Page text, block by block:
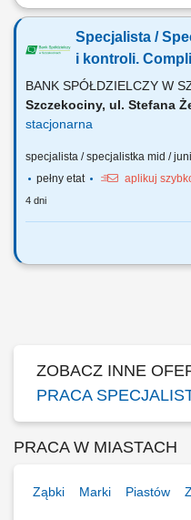
Szukasz miejsca, w którym
uczestniczyć w projektach
farmaceutycznej w Polsce i
Specjalista /
i kontroli.
BANK SPÓŁDZIELCZY W
Szczekociny, ul. Stefana
stacjonarna
specjalista / specjalistka mid /
pełny etat
aplikuj
4 dni
Praca stacjonarna jest możliwa
ZOBACZ INNE
PRACA
PRACA W MIASTACH
Ząbki Marki Piastów